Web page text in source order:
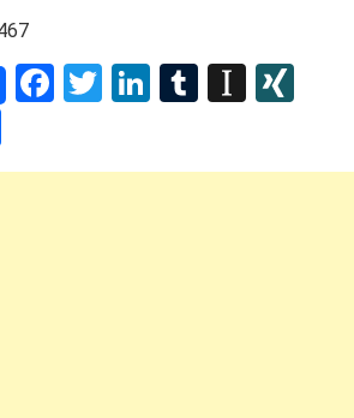
Facebook
TwitterLinkedIn
Tumblr